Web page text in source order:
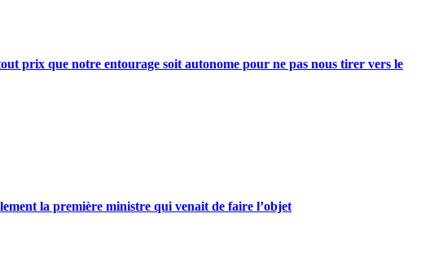
prix que notre entourage soit autonome pour ne pas nous tirer vers le
la première ministre qui venait de faire l’objet